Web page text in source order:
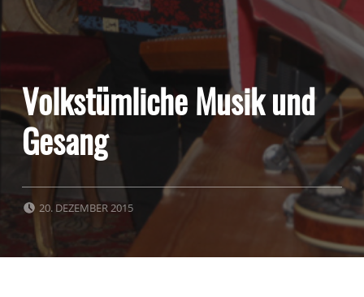
Volkstümliche Musik und
Gesang
POSTED ON:
20. DEZEMBER 2015